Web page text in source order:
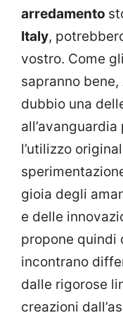
arredamento
Italy,
vostro. Come
sapranno
dubbio una
l’utilizzo
gioia degli
e delle
propone quindi
incontrano
dalle rigorose
creazioni